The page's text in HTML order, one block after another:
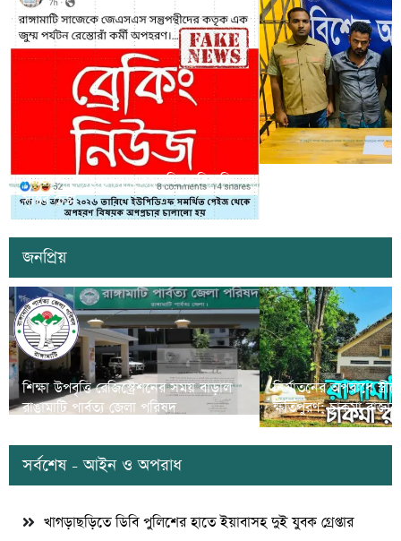
সাজেকে অপহরণের গুজব ছড়িয়ে বিভ্রান্তি
সৃষ্টির চেষ্টা
জনপ্রিয়
শিক্ষা উপবৃত্তি রেজিস্ট্রেশনের সময় বাড়াল
রাঙামাটি পার্বত্য জেলা পরিষদ
নির্যাতনের অপরাধে
ক্ষতিপুরণ; চাকমা
সর্বশেষ - আইন ও অপরাধ
খাগড়াছড়িতে ডিবি পুলিশের হাতে ইয়াবাসহ দুই যুবক গ্রেপ্তার